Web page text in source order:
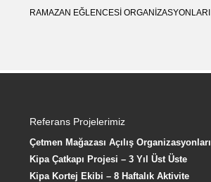
RAMAZAN EĞLENCESI ORGANIZASYONLARI
Referans Projelerimiz
Çetmen Mağazası Açılış Organizasyonları
Kipa Çatkapı Projesi – 3 Yıl Üst Üste
Kipa Kortej Ekibi – 8 Haftalık Aktivite